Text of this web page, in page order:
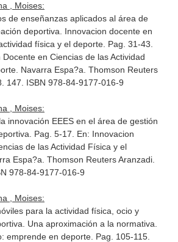
, Moises:
de enseñanzas aplicados al área de
deportiva. Innovacion docente en
física y el deporte. Pag. 31-43.
Docente en Ciencias de las Actividad
. Navarra Espa?a. Thomson Reuters
147. ISBN 978-84-9177-016-9
, Moises:
innovación EEES en el área de gestión
Pag. 5-17. En: Innovacion
de las Actividad Física y el
Espa?a. Thomson Reuters Aranzadi.
978-84-9177-016-9
, Moises:
para la actividad física, ocio y
Una aproximación a la normativa.
emprende en deporte. Pag. 105-115.